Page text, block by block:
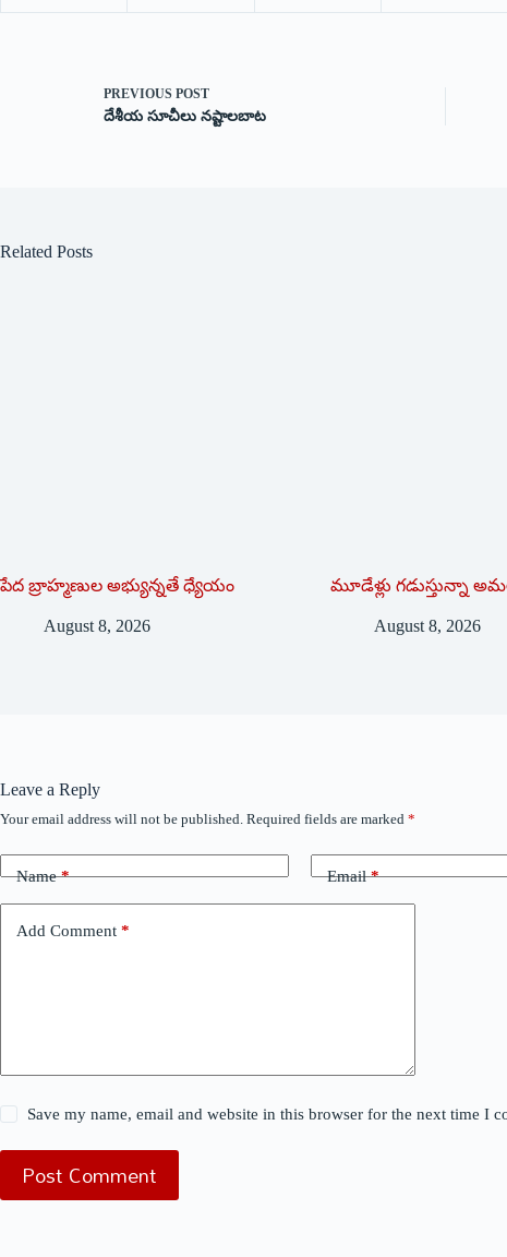
PREVIOUS POST
దేశీయ సూచీలు నష్టాలబాట
Related Posts
పేద బ్రాహ్మణుల అభ్యున్నతే ధ్యేయం
August 8, 2026
మూడేళ్లు గ‌డుస్తున్నా
August 8, 2026
Leave a Reply
Your email address will not be published. Required fields are marked *
Name* Email*
Add Comment *
Save my name, email and website in this browser for the next time I
Post Comment